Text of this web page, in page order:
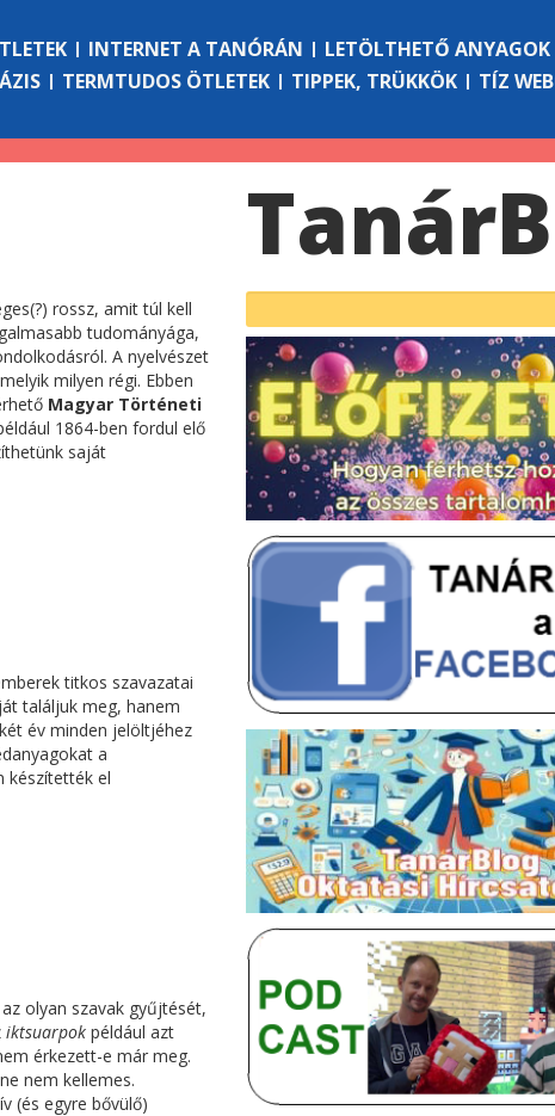
INTERNET A TANÓRÁN
LETÖLTHETŐ ANYAGOK
TERMTUDOS ÖTLETEK TIPPEK, TRÜKKÖK
TÍZ
rossz, amit túl kell
tudományága,
A nyelvészet
milyen régi. Ebben
Magyar Történeti
1864-ben fordul elő
saját
titkos szavazatai
találjuk meg, hanem
év minden jelöltjéhez
a
készítették el
olyan szavak gyűjtését,
iktsuarpok például azt
érkezett-e már meg.
nem kellemes.
(és egyre bővülő)
Tanár